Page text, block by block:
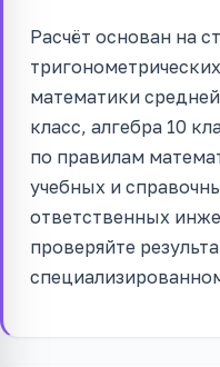
Расчёт основан на
математики
класс, алгебра 10
по правилам
учебных и
ответственных
проверяйте